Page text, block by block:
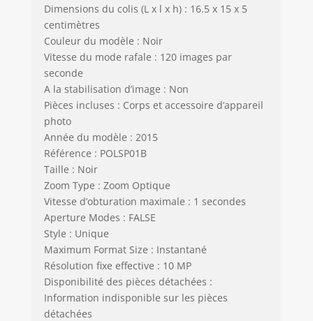
Dimensions du colis (L x l x h) : 16.5 x 15 x 5
centimètres
Couleur du modèle : Noir
Vitesse du mode rafale : 120 images par
seconde
A la stabilisation d’image : Non
Pièces incluses : Corps et accessoire d’appareil
photo
Année du modèle : 2015
Référence : POLSP01B
Taille : Noir
Zoom Type : Zoom Optique
Vitesse d’obturation maximale : 1 secondes
Aperture Modes : FALSE
Style : Unique
Maximum Format Size : Instantané
Résolution fixe effective : 10 MP
Disponibilité des pièces détachées :
Information indisponible sur les pièces
détachées